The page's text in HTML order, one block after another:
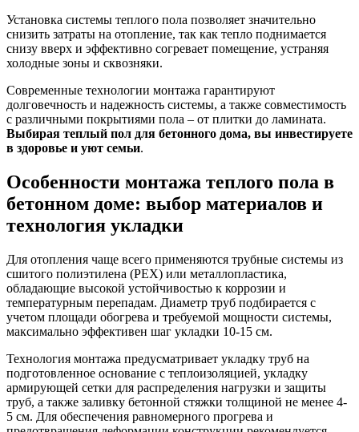
Установка системы теплого пола позволяет значительно
снизить затраты на отопление, так как тепло поднимается
снизу вверх и эффективно согревает помещение, устраняя
холодные зоны и сквозняки.
Современные технологии монтажа гарантируют
долговечность и надежность системы, а также совместимость
с различными покрытиями пола – от плитки до ламината.
Выбирая теплый пол для бетонного дома, вы инвестируете
в здоровье и уют семьи.
Особенности монтажа теплого пола в
бетонном доме: выбор материалов и
технология укладки
Для отопления чаще всего применяются трубные системы из
сшитого полиэтилена (PEX) или металлопластика,
обладающие высокой устойчивостью к коррозии и
температурным перепадам. Диаметр труб подбирается с
учетом площади обогрева и требуемой мощности системы,
максимально эффективен шаг укладки 10-15 см.
Технология монтажа предусматривает укладку труб на
подготовленное основание с теплоизоляцией, укладку
армирующей сетки для распределения нагрузки и защиты
труб, а также заливку бетонной стяжки толщиной не менее 4-
5 см. Для обеспечения равномерного прогрева и